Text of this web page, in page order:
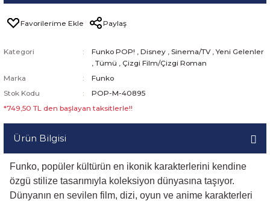
Paylaş
Kategori Funko POP! , Disney , Sinema/TV ,Yeni Gelenler
, Tümü , Çizgi Film/Çizgi Roman
Marka
Funko
Stok Kodu
POP-M-40895
*749,50 TL den başlayan taksitlerle!!
Ürün Bilgisi
Funko, popüler kültürün en ikonik karakterlerini kendine
özgü stilize tasarımıyla koleksiyon dünyasına taşıyor.
Dünyanın en sevilen film, dizi, oyun ve anime karakterleri